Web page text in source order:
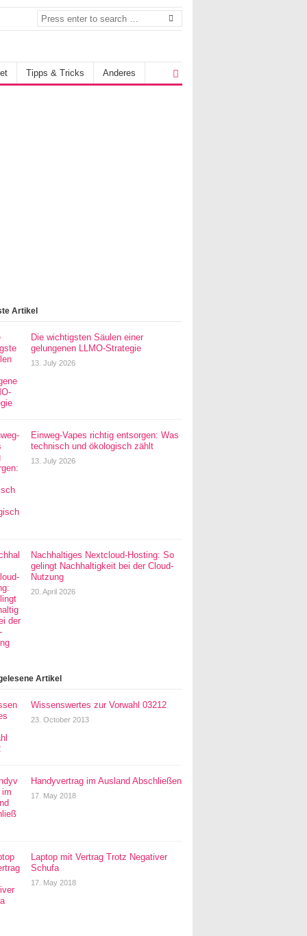
Tipps & Tricks Anderes
Artikel
Die wichtigsten Säulen einer
gelungenen LLMO-Strategie
13. July 2026
Einweg-Vapes richtig entsorgen: Was
technisch und ökologisch zählt
13. July 2026
Nachhaltiges Nextcloud-Hosting: So
gelingt Nachhaltigkeit bei der Cloud-
Nutzung
20. April 2026
Artikel
Wissenswertes zur Vorwahl 03212
23. October 2013
Handyvertrag im Ausland Abschließen
17. May 2018
Laptop mit Vertrag Trotz Negativer
Schufa
17. May 2018